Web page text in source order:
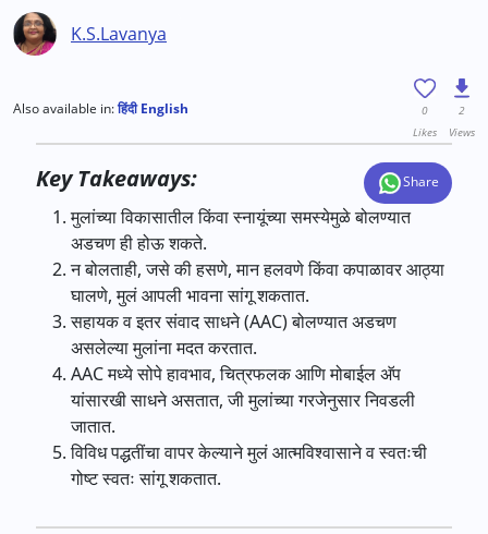
K.S.Lavanya
Also available in:हिंदीEnglish
0
Likes
2
Views
Key Takeaways: Share
मुलांच्या विकासातील किंवा स्नायूंच्या समस्येमुळे बोलण्यात
अडचण ही होऊ शकते.
न बोलताही,जसे की हसणे,मान हलवणे किंवा कपाळावर आठ्या
घालणे,मुलं आपली भावना सांगू शकतात.
सहायक व इतर संवाद साधने(AAC)बोलण्यात अडचण
असलेल्या मुलांना मदत करतात.
AACमध्ये सोपे हावभाव,चित्रफलक आणि मोबाईल अ‍ॅप
यांसारखी साधने असतात,जी मुलांच्या गरजेनुसार निवडली
जातात.
विविध पद्धतींचा वापर केल्याने मुलं आत्मविश्वासाने व स्वतःची
गोष्ट स्वतः सांगू शकतात.